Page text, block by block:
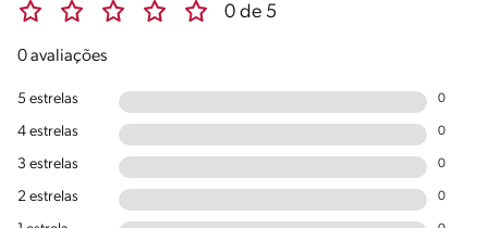
0 de 5
0 avaliações
5 estrelas 0
4 estrelas 0
3 estrelas 0
2 estrelas 0